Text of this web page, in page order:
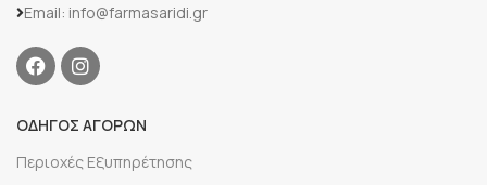
Email: info@farmasaridi.gr
ΟΔΗΓΟΣ ΑΓΟΡΩΝ
Περιοχές Εξυπηρέτησης